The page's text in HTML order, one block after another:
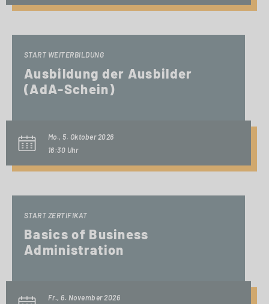
START WEITERBILDUNG
Ausbildung der Ausbilder
(AdA-Schein)
Mo., 5. Oktober 2026
16:30 Uhr
START ZERTIFIKAT
Basics of Business
Administration
Fr., 6. November 2026